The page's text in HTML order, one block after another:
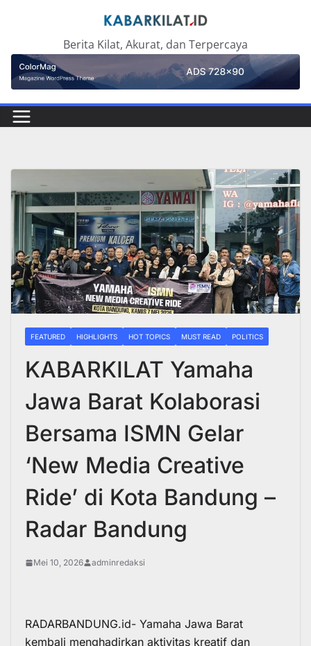
Berita Kilat, Akurat, dan Terpercaya
FEATURED HIGHLIGHTS HOT TOPICS MUST READ POLITICS
KABARKILAT Yamaha
Jawa Barat Kolaborasi
Bersama ISMN Gelar
‘New Media Creative
Ride’ di Kota Bandung –
Radar Bandung
Mei 10, 2026 adminredaksi
RADARBANDUNG.id- Yamaha Jawa Barat
kembali menghadirkan aktivitas kreatif dan